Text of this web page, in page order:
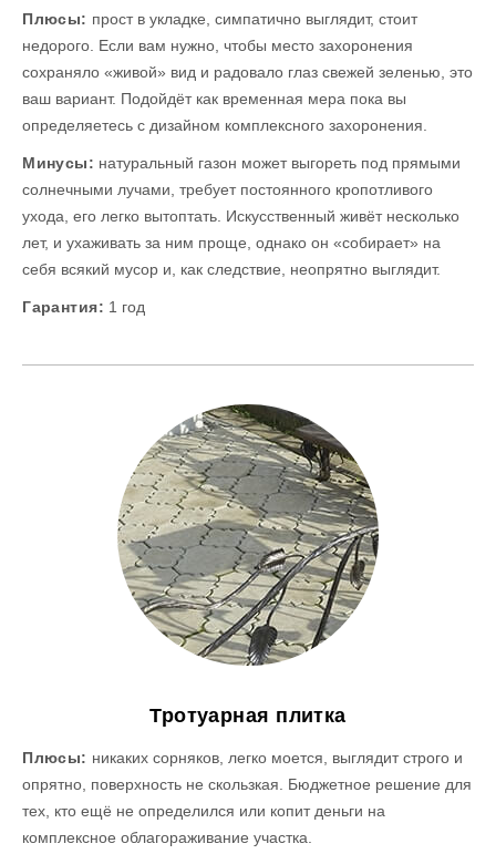
Плюсы: прост в укладке, симпатично выглядит, стоит
недорого. Если вам нужно, чтобы место захоронения
сохраняло «живой» вид и радовало глаз свежей зеленью, это
ваш вариант. Подойдёт как временная мера пока вы
определяетесь с дизайном комплексного захоронения.
Минусы: натуральный газон может выгореть под прямыми
солнечными лучами, требует постоянного кропотливого
ухода, его легко вытоптать. Искусственный живёт несколько
лет, и ухаживать за ним проще, однако он «собирает» на
себя всякий мусор и, как следствие, неопрятно выглядит.
Гарантия: 1 год
Тротуарная плитка
Плюсы: никаких сорняков, легко моется, выглядит строго и
опрятно, поверхность не скользкая. Бюджетное решение для
тех, кто ещё не определился или копит деньги на
комплексное облагораживание участка.